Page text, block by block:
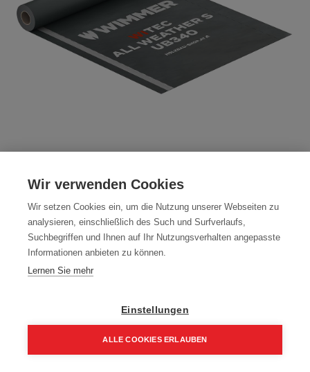
WITEC® - ALL WEATHER S
Unterdeckbahn | 340Gramm | erhöhte
Regensicherheit | 1,5x25m | 2 x
Acrylklebestreifen
Artikelnummer:19109
Regensicherheit bis 2° Dachneigung, 2x Acrylklebestreifen,
diffusionsoffen, verlegbar bis 3° Dachneigung
Wir verwenden Cookies
Wir setzen Cookies ein, um die Nutzung unserer Webseiten zu
analysieren, einschließlich des Such und Surfverlaufs,
Suchbegriffen und Ihnen auf Ihr Nutzungsverhalten angepasste
Informationen anbieten zu können.
Lernen Sie mehr
Einstellungen
ALLE COOKIES ERLAUBEN